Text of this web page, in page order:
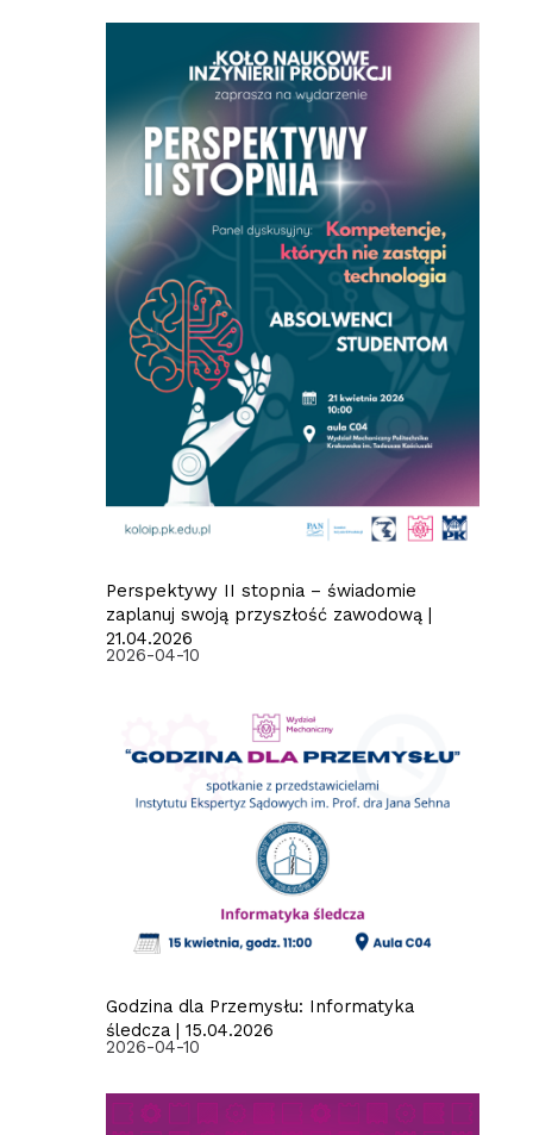
Perspektywy II stopnia – świadomie
zaplanuj swoją przyszłość zawodową |
21.04.2026
2026-04-10
Godzina dla Przemysłu: Informatyka
śledcza | 15.04.2026
2026-04-10